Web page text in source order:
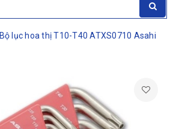
Bộ lục hoa thị T10-T40 ATXS0710 Asahi